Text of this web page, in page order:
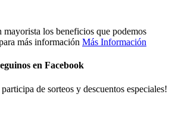
mayorista los beneficios que podemos
más información Más Información
en Facebook
de sorteos y descuentos especiales!